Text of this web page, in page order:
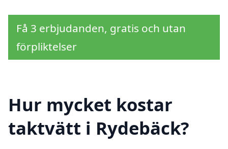
Få 3 erbjudanden, gratis och utan
förpliktelser
Hur mycket kostar
taktvätt i Rydebäck?